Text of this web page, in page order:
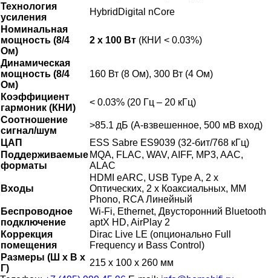
Технология
усиления
HybridDigital nCore
Номинальная
мощность (8/4
Ом)
2 x 100 Вт (КНИ < 0.03%)
Динамическая
мощность (8/4
Ом)
160 Вт (8 Ом), 300 Вт (4 Ом)
Коэффициент
гармоник (КНИ)
< 0.03% (20 Гц – 20 кГц)
Соотношение
сигнал/шум
>85.1 дБ (А-взвешенное, 500 мВ вход)
ЦАП
ESS Sabre ES9039 (32-бит/768 кГц)
Поддерживаемые
форматы
MQA, FLAC, WAV, AIFF, MP3, AAC,
ALAC
Входы
HDMI eARC, USB Type A, 2 x
Оптических, 2 x Коаксиальных, MM
Phono, RCA Линейный
Беспроводное
подключение
Wi-Fi, Ethernet, Двусторонний Bluetooth
aptX HD, AirPlay 2
Коррекция
помещения
Dirac Live LE (опционально Full
Frequency и Bass Control)
Размеры (Ш x В x
Г)
215 x 100 x 260 мм